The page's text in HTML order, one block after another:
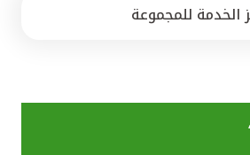
الخدمة للمجموعة